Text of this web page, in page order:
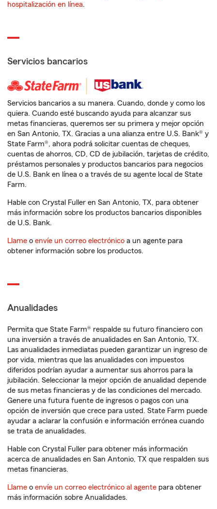
hospitalización en línea.
Servicios bancarios
Servicios bancarios a su manera. Cuando, donde y como los
quiera. Cuando esté buscando ayuda para alcanzar sus
metas financieras, queremos ser su primera y mejor opción
en San Antonio, TX. Gracias a una alianza entre U.S. Bank® y
State Farm®, ahora podrá solicitar cuentas de cheques,
cuentas de ahorros, CD, CD de jubilación, tarjetas de crédito,
préstamos personales y productos bancarios para negocios
de U.S. Bank en línea o a través de su agente local de State
Farm.
Hable con Crystal Fuller en San Antonio, TX, para obtener
más información sobre los productos bancarios disponibles
de U.S. Bank.
Llame o envíe un correo electrónico a un agente para
obtener información sobre los productos.
Anualidades
Permita que State Farm® respalde su futuro financiero con
una inversión a través de anualidades en San Antonio, TX.
Las anualidades inmediatas pueden garantizar un ingreso de
por vida, mientras que las anualidades con impuestos
diferidos podrían ayudar a aumentar sus ahorros para la
jubilación. Seleccionar la mejor opción de anualidad depende
de sus metas financieras y de las condiciones del mercado.
Genere una futura fuente de ingresos o pagos con una
opción de inversión que crece para usted. State Farm puede
ayudar a aclarar la confusión e información errónea cuando
se trata de anualidades.
Hable con Crystal Fuller para obtener más información
acerca de anualidades en San Antonio, TX que respalden sus
metas financieras.
Llame o envíe un correo electrónico al agente para obtener
más información sobre Anualidades.